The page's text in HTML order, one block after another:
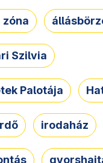
Szilvia
Palotája
irodaház